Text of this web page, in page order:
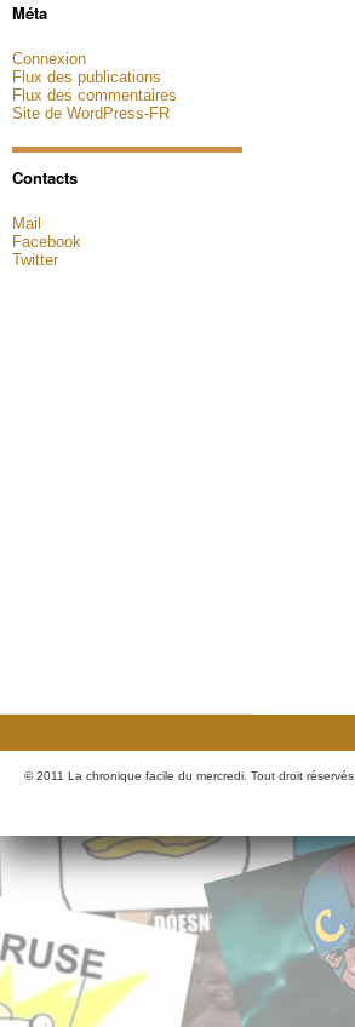
Méta
Connexion
Flux des publications
Flux des commentaires
Site de WordPress-FR
Contacts
Mail
Facebook
Twitter
© 2011 La chronique facile du mercredi. Tout droit réservés.